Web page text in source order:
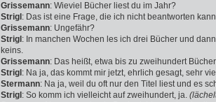
Grissemann: Wieviel Bücher liest du im Jahr?
Strigl : Das ist eine Frage, die ich nicht beantworten
Grissemann: Ungefähr?
Strigl : In manchen Wochen les ich drei Bücher und
keins.
Grissemann: Das heißt, etwa bis zu zweihundert
Strigl : Na ja, das kommt mir jetzt, ehrlich gesagt, sehr
Stermann: Na ja, weil du oft nur den Titel liest und es
Strigl : So komm ich vielleicht auf zweihundert, ja.